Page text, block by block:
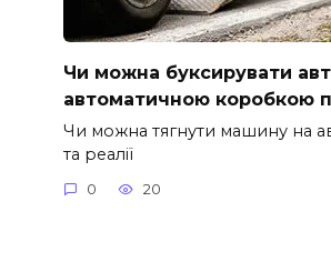
Чи можна буксирувати
автоматичною коробкою
Чи можна тягнути машину на
та реалії
0 20